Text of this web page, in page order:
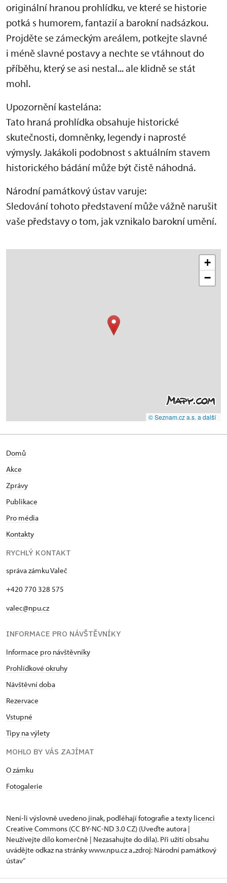
originální hranou prohlídku, ve které se historie
potká s humorem, fantazií a barokní nadsázkou.
Projděte se zámeckým areálem, potkejte slavné
i méně slavné postavy a nechte se vtáhnout do
příběhu, který se asi nestal... ale klidně se stát
mohl.
Upozornění kastelána:
Tato hraná prohlídka obsahuje historické
skutečnosti, domněnky, legendy i naprosté
výmysly. Jakákoli podobnost s aktuálním stavem
historického bádání může být čistě náhodná.
Národní památkový ústav varuje:
Sledování tohoto představení může vážně narušit
vaše představy o tom, jak vznikalo barokní umění.
+
−
© Seznam.cz a.s. a další
Domů
Akce
Zprávy
Publikace
Pro média
Kontakty
RYCHLÝ KONTAKT
správa zámku Valeč
+420 770 328 575
valec@npu.cz
INFORMACE PRO NÁVŠTĚVNÍKY
Informace pro návštěvníky
Prohlídkové okruhy
Návštěvní doba
Rezervace
Vstupné
Tipy na výlety
MOHLO BY VÁS ZAJÍMAT
O zámku
Fotogalerie
Není-li výslovně uvedeno jinak, podléhají fotografie a texty licenci
Creative Commons (CC BY-NC-ND 3.0 CZ) (Uveďte autora |
Neužívejte dílo komerčně | Nezasahujte do díla). Při užití obsahu
uvádějte odkaz na stránky www.npu.cz a „zdroj: Národní památkový
ústav“